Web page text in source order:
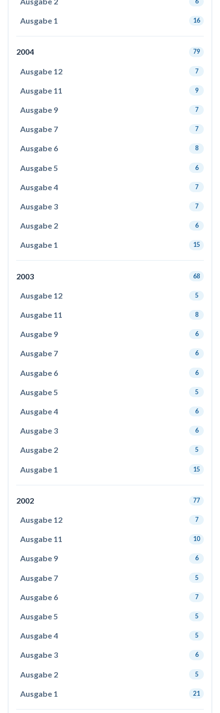
Ausgabe 1 16
2004 79
Ausgabe 12 7
Ausgabe 11 9
Ausgabe 9 7
Ausgabe 7 7
Ausgabe 6 8
Ausgabe 5 6
Ausgabe 4 7
Ausgabe 3 7
Ausgabe 2 6
Ausgabe 1 15
2003 68
Ausgabe 12 5
Ausgabe 11 8
Ausgabe 9 6
Ausgabe 7 6
Ausgabe 6 6
Ausgabe 5 5
Ausgabe 4 6
Ausgabe 3 6
Ausgabe 2 5
Ausgabe 1 15
2002 77
Ausgabe 12 7
Ausgabe 11 10
Ausgabe 9 6
Ausgabe 7 5
Ausgabe 6 7
Ausgabe 5 5
Ausgabe 4 5
Ausgabe 3 6
Ausgabe 2 5
Ausgabe 1 21